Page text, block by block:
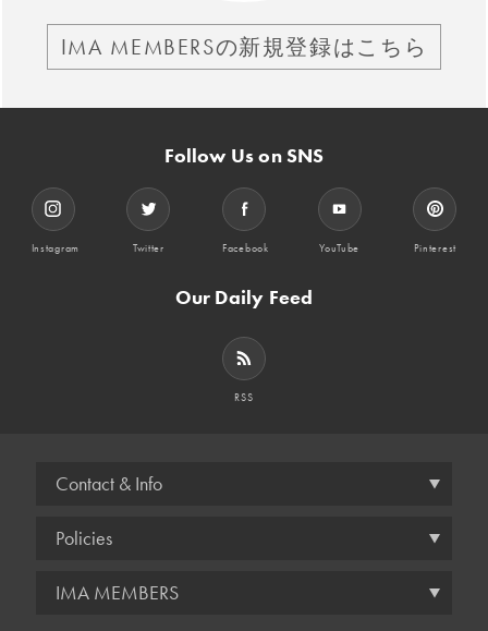
IMA MEMBERSの新規登録はこちら
Follow Us on SNS
Instagram Twitter Facebook YouTube Pinterest
Our Daily Feed
RSS
Contact & Info
Policies
IMA MEMBERS